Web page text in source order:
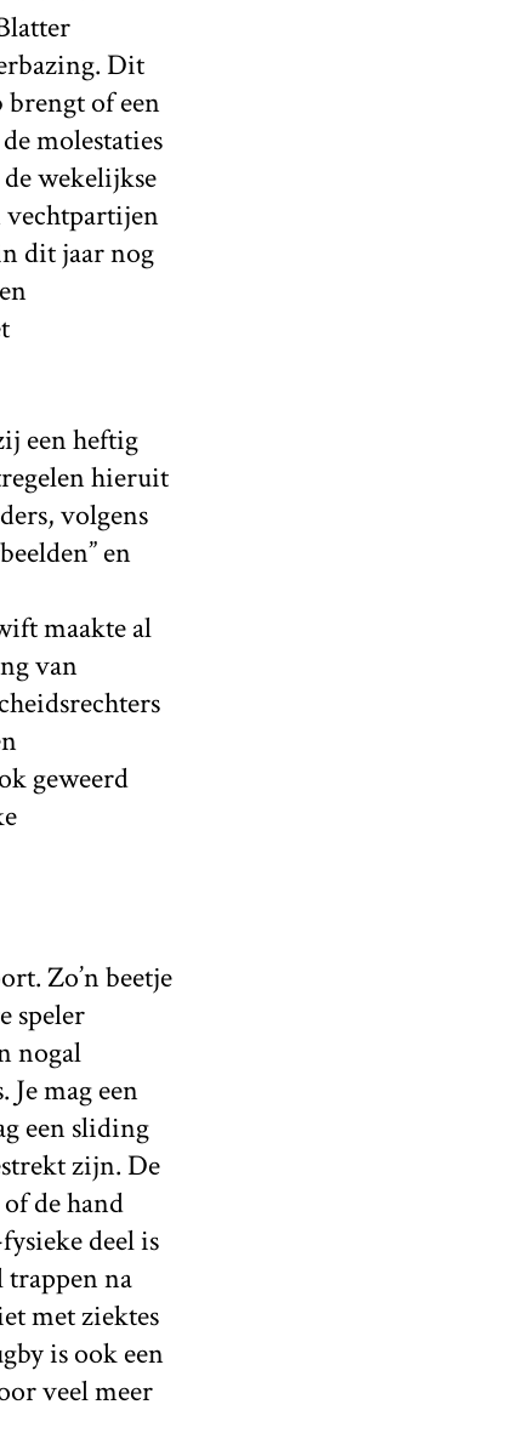
Dit
of een
molestaties
wekelijkse
vechtpartijen
dit jaar nog
een heftig
hieruit
volgens
en
maakte al
van
geweerd
Zo’n beetje
speler
nogal
mag een
een sliding
zijn. De
de hand
deel is
trappen na
met ziektes
is ook een
veel meer